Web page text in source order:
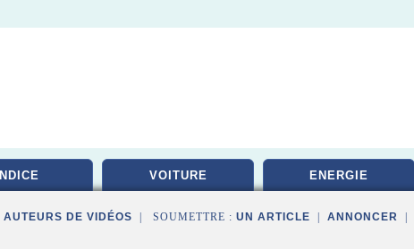
INDICE VOITURE ENERGIE
AUTEURS DE VIDÉOS | SOUMETTRE : UN ARTICLE ANNONCER